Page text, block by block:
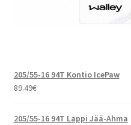
205/55-16 94T Kontio IcePaw
89.49€
205/55-16 94T Lappi Jää-Ahma